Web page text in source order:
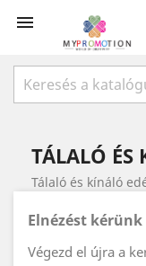

TÁLALÓ ÉS
Tálaló és kínáló
Elnézést
Végezd el újra a